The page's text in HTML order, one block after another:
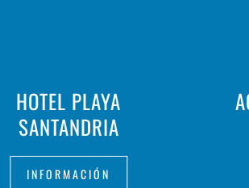
HOTEL PLAYA
SANTANDRIA
INFORMACIÓN